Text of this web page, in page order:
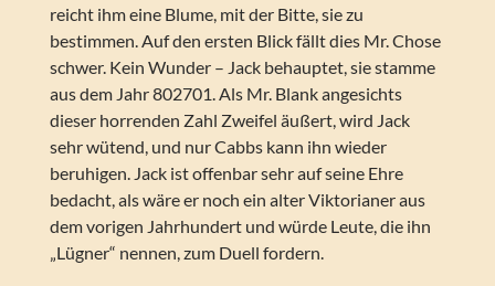
reicht ihm eine Blume, mit der Bitte, sie zu
bestimmen. Auf den ersten Blick fällt dies Mr. Chose
schwer. Kein Wunder – Jack behauptet, sie stamme
aus dem Jahr 802701. Als Mr. Blank angesichts
dieser horrenden Zahl Zweifel äußert, wird Jack
sehr wütend, und nur Cabbs kann ihn wieder
beruhigen. Jack ist offenbar sehr auf seine Ehre
bedacht, als wäre er noch ein alter Viktorianer aus
dem vorigen Jahrhundert und würde Leute, die ihn
„Lügner“ nennen, zum Duell fordern.